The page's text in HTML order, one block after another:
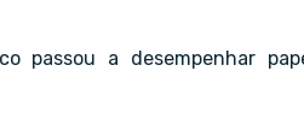
passou a desempenhar